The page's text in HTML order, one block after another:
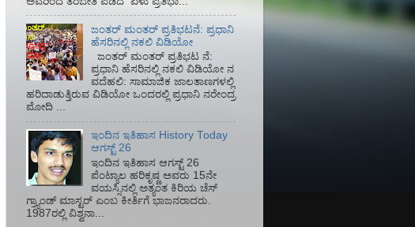
ಜಂತರ್ ಮಂತರ್ ಪ್ರತಿಭಟನೆ: ಪ್ರಧಾನಿ
ಹೆಸರಿನಲ್ಲಿ ನಕಲಿ ವಿಡಿಯೋ
ಜಂತರ್ ಮಂತರ್ ಪ್ರತಿಭಟ ನೆ:
ಪ್ರಧಾನಿ ಹೆಸರಿನಲ್ಲಿ ನಕಲಿ ವಿಡಿಯೋ ನ
ವದೆಹಲಿ: ಸಾಮಾಜಿಕ ಜಾಲತಾಣಗಳಲ್ಲಿ
ಹರಿದಾಡುತ್ತಿರುವ ವಿಡಿಯೋ ಒಂದರಲ್ಲಿ ಪ್ರಧಾನಿ ನರೇಂದ್ರ
ಮೋದಿ ...
ಇಂದಿನ ಇತಿಹಾಸ History Today
ಆಗಸ್ಟ್ 26
ಇಂದಿನ ಇತಿಹಾಸ ಆಗಸ್ಟ್ 26
ಪೆಂಟ್ಯಾಲ ಹರಿಕೃಷ್ಣ ಅವರು 15ನೇ
ವಯಸ್ಸಿನಲ್ಲಿ ಅತ್ಯಂತ ಕಿರಿಯ ಚೆಸ್
ಗ್ರ್ಯಾಂಡ್ ಮಾಸ್ಟರ್ ಎಂಬ ಕೀರ್ತಿಗೆ ಭಾಜನರಾದರು.
1987ರಲ್ಲಿ ವಿಶ್ವನಾ...